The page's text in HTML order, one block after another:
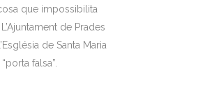
que impossibilita
de Prades
de Santa Maria
falsa”.